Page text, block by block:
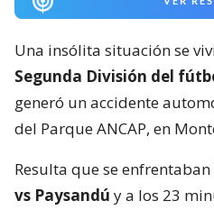
Una insólita situación se
Segunda División del
generó un accidente
del Parque ANCAP, en
Resulta que se enfrentaban
vs Paysandú y a los 23